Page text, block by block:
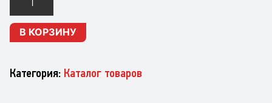
Печеночный
паштет
В КОРЗИНУ
Категория: Каталог товаров